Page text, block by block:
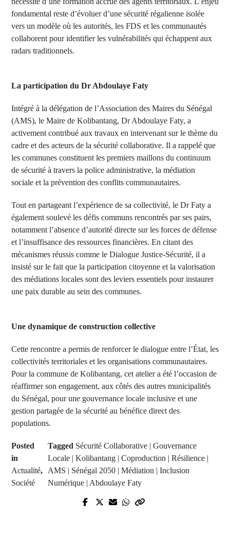
fondamental reste d’évoluer d’une sécurité régalienne isolée
vers un modèle où les autorités, les FDS et les communautés
collaborent pour identifier les vulnérabilités qui échappent aux
radars traditionnels.
La participation du Dr Abdoulaye Faty
Intégré à la délégation de l’Association des Maires du Sénégal
(AMS), le Maire de Kolibantang, Dr Abdoulaye Faty, a
activement contribué aux travaux en intervenant sur le thème du
cadre et des acteurs de la sécurité collaborative. Il a rappelé que
les communes constituent les premiers maillons du continuum
de sécurité à travers la police administrative, la médiation
sociale et la prévention des conflits communautaires.
Tout en partageant l’expérience de sa collectivité, le Dr Faty a
également soulevé les défis communs rencontrés par ses pairs,
notamment l’absence d’autorité directe sur les forces de défense
et l’insuffisance des ressources financières. En citant des
mécanismes réussis comme le Dialogue Justice-Sécurité, il a
insisté sur le fait que la participation citoyenne et la valorisation
des médiations locales sont des leviers essentiels pour instaurer
une paix durable au sein des communes.
Une dynamique de construction collective
Cette rencontre a permis de renforcer le dialogue entre l’État, les
collectivités territoriales et les organisations communautaires.
Pour la commune de Kolibantang, cet atelier a été l’occasion de
réaffirmer son engagement, aux côtés des autres municipalités
du Sénégal, pour une gouvernance locale inclusive et une
gestion partagée de la sécurité au bénéfice direct des
populations.
Posted
in
Actualité,
Société
Tagged Sécurité Collaborative | Gouvernance
Locale | Kolibantang | Coproduction | Résilience |
AMS | Sénégal 2050 | Médiation | Inclusion
Numérique | Abdoulaye Faty
Prev Post